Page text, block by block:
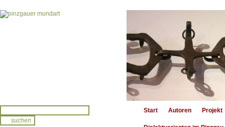
Start Autoren Projekt